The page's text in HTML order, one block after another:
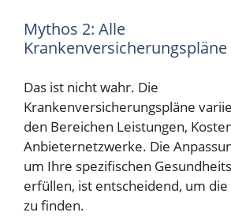
Mythos 2: Alle
Das ist nicht wahr. Die
Krankenversicherungspläne
den Bereichen Leistungen,
Anbieternetzwerke. Die
um Ihre spezifischen
erfüllen, ist entscheidend, um
zu finden.